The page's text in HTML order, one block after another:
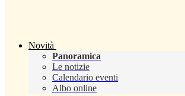
Novità
Panoramica
Le notizie
Calendario eventi
Albo online